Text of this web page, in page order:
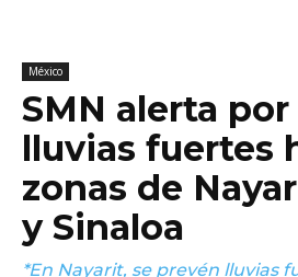
México
SMN alerta por
lluvias fuertes
zonas de
y Sinaloa
*En Nayarit, se prevén lluvias